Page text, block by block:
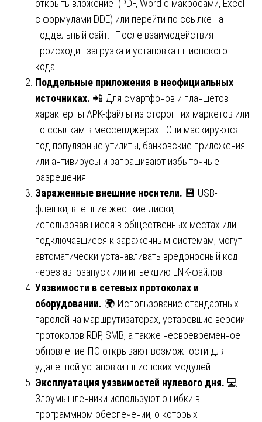
открыть вложение (PDF, Word с макросами, Excel
с формулами DDE) или перейти по ссылке на
поддельный сайт. После взаимодействия
происходит загрузка и установка шпионского
кода.
Поддельные приложения в неофициальных
источниках. 📲 Для смартфонов и планшетов
характерны APK-файлы из сторонних маркетов или
по ссылкам в мессенджерах. Они маскируются
под популярные утилиты, банковские приложения
или антивирусы и запрашивают избыточные
разрешения.
Зараженные внешние носители. 💾 USB-
флешки, внешние жесткие диски,
использовавшиеся в общественных местах или
подключавшиеся к зараженным системам, могут
автоматически устанавливать вредоносный код
через автозапуск или инъекцию LNK-файлов.
Уязвимости в сетевых протоколах и
оборудовании. 🌍 Использование стандартных
паролей на маршрутизаторах, устаревшие версии
протоколов RDP, SMB, а также несвоевременное
обновление ПО открывают возможности для
удаленной установки шпионских модулей.
Эксплуатация уязвимостей нулевого дня. 💻
Злоумышленники используют ошибки в
программном обеспечении, о которых